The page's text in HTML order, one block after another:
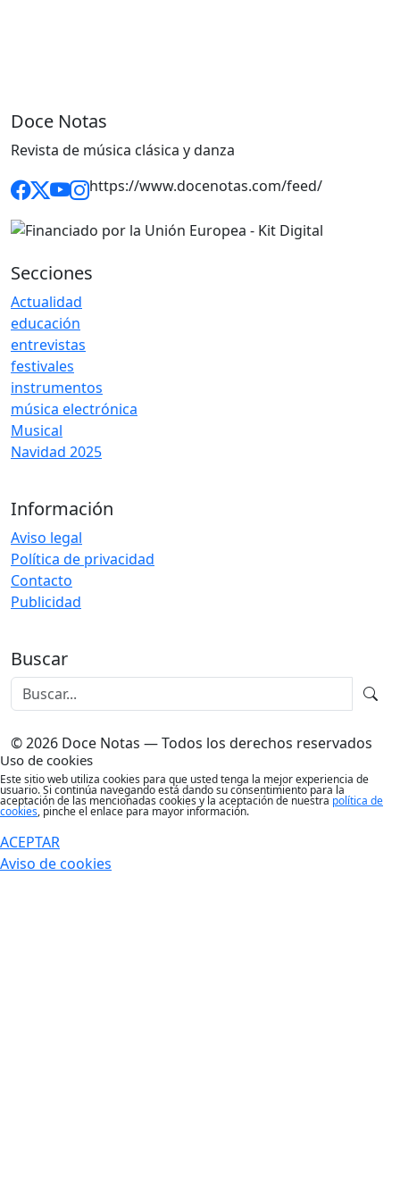
Doce Notas
Revista de música clásica y danza
https://www.docenotas.com/feed/
Secciones
Actualidad
educación
entrevistas
festivales
instrumentos
música electrónica
Musical
Navidad 2025
Información
Aviso legal
Política de privacidad
Contacto
Publicidad
Buscar
© 2026 Doce Notas — Todos los derechos reservados
Uso de cookies
Este sitio web utiliza cookies para que usted tenga la mejor experiencia de
usuario. Si continúa navegando está dando su consentimiento para la
aceptación de las mencionadas cookies y la aceptación de nuestra política de
cookies, pinche el enlace para mayor información.
ACEPTAR
Aviso de cookies